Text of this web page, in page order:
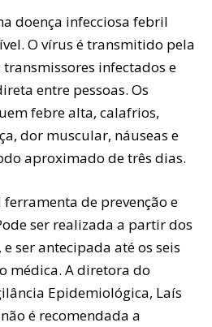
doença infecciosa febril
O vírus é transmitido pela
infectados e
entre pessoas. Os
febre alta, calafrios,
dor muscular, náuseas e
aproximado de três dias.
de prevenção e
ser realizada a partir dos
ser antecipada até os seis
médica. A diretora do
Epidemiológica, Laís
é recomendada a